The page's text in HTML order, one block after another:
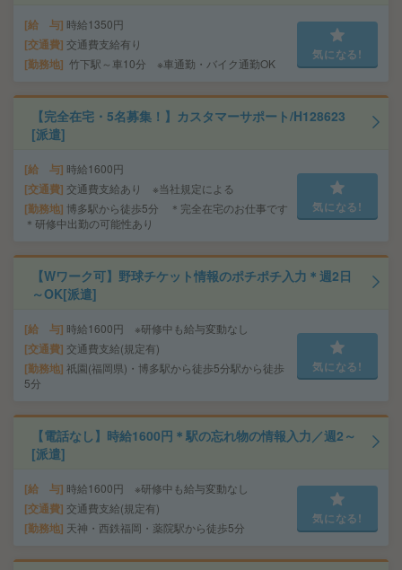
給 与 時給1350円
交通費 交通費支給有り
勤務地 竹下駅～車10分 ※車通勤・バイク通勤OK
気になる!
【完全在宅・5名募集！】カスタマーサポート/H128623
[派遣]
給 与 時給1600円
交通費 交通費支給あり ※当社規定による
勤務地 博多駅から徒歩5分 ＊完全在宅のお仕事です
＊研修中出勤の可能性あり
気になる!
【Wワーク可】野球チケット情報のポチポチ入力＊週2日
～OK[派遣]
給 与 時給1600円 ※研修中も給与変動なし
交通費 交通費支給(規定有)
勤務地 祇園(福岡県)・博多駅から徒歩5分駅から徒歩
5分
気になる!
【電話なし】時給1600円＊駅の忘れ物の情報入力／週2～
[派遣]
給 与 時給1600円 ※研修中も給与変動なし
交通費 交通費支給(規定有)
勤務地 天神・西鉄福岡・薬院駅から徒歩5分
気になる!